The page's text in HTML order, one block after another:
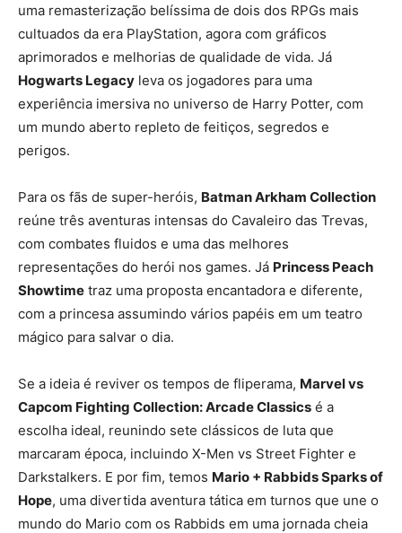
uma remasterização belíssima de dois dos RPGs mais
cultuados da era PlayStation, agora com gráficos
aprimorados e melhorias de qualidade de vida. Já
Hogwarts Legacy leva os jogadores para uma
experiência imersiva no universo de Harry Potter, com
um mundo aberto repleto de feitiços, segredos e
perigos.
Para os fãs de super-heróis, Batman Arkham Collection
reúne três aventuras intensas do Cavaleiro das Trevas,
com combates fluidos e uma das melhores
representações do herói nos games. Já Princess Peach
Showtime traz uma proposta encantadora e diferente,
com a princesa assumindo vários papéis em um teatro
mágico para salvar o dia.
Se a ideia é reviver os tempos de fliperama, Marvel vs
Capcom Fighting Collection: Arcade Classics é a
escolha ideal, reunindo sete clássicos de luta que
marcaram época, incluindo X-Men vs Street Fighter e
Darkstalkers. E por fim, temos Mario + Rabbids Sparks of
Hope, uma divertida aventura tática em turnos que une o
mundo do Mario com os Rabbids em uma jornada cheia